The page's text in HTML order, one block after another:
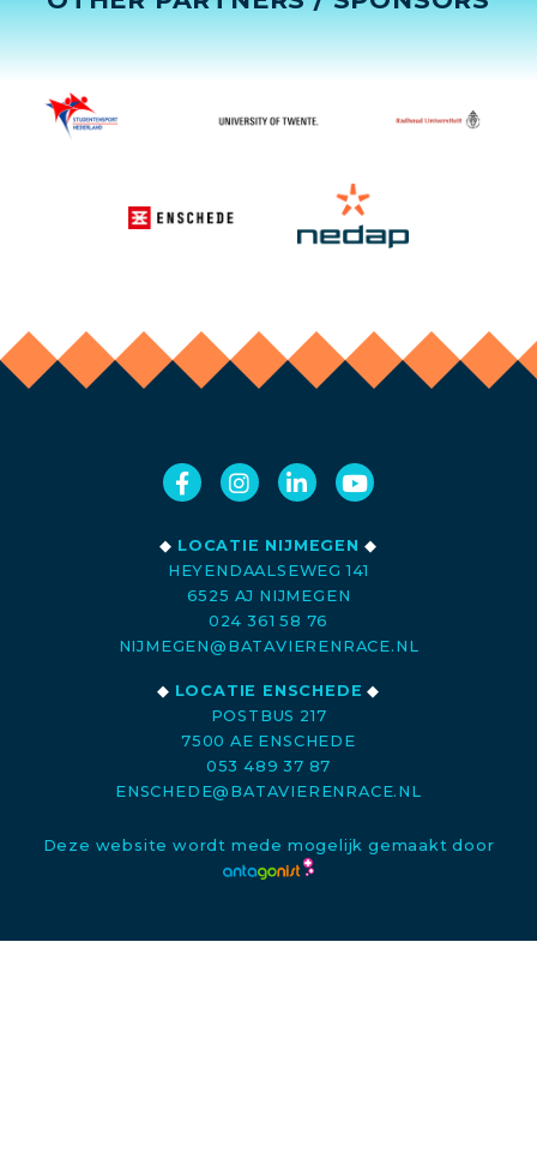
◆ LOCATIE NIJMEGEN ◆
HEYENDAALSEWEG 141
6525 AJ NIJMEGEN
024 361 58 76
NIJMEGEN@BATAVIERENRACE.NL
◆ LOCATIE ENSCHEDE ◆
POSTBUS 217
7500 AE ENSCHEDE
053 489 37 87
ENSCHEDE@BATAVIERENRACE.NL
Deze website wordt mede mogelijk gemaakt door